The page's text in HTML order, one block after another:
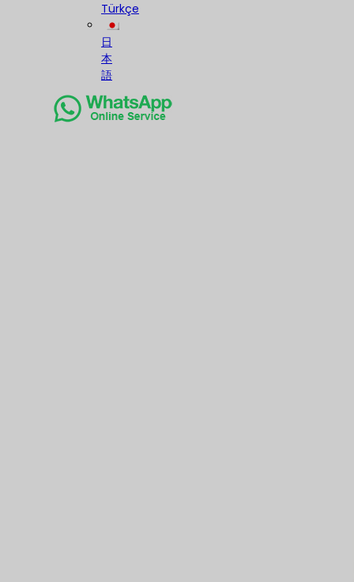
Türkçe
日
本
語